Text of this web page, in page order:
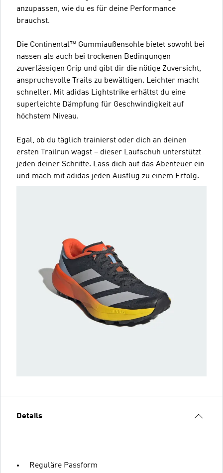
anzupassen, wie du es für deine Performance
brauchst.
Die Continental™ Gummiaußensohle bietet sowohl bei
nassen als auch bei trockenen Bedingungen
zuverlässigen Grip und gibt dir die nötige Zuversicht,
anspruchsvolle Trails zu bewältigen. Leichter macht
schneller. Mit adidas Lightstrike erhältst du eine
superleichte Dämpfung für Geschwindigkeit auf
höchstem Niveau.
Egal, ob du täglich trainierst oder dich an deinen
ersten Trailrun wagst – dieser Laufschuh unterstützt
jeden deiner Schritte. Lass dich auf das Abenteuer ein
und mach mit adidas jeden Ausflug zu einem Erfolg.
Details
Reguläre Passform